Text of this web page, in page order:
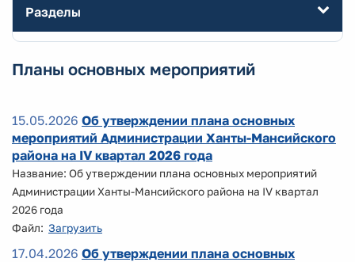
Разделы
Планы основных мероприятий
15.05.2026 Об утверждении плана основных
мероприятий Администрации Ханты-Мансийского
района на IV квартал 2026 года
Название: Об утверждении плана основных мероприятий
Администрации Ханты-Мансийского района на IV квартал
2026 года
Файл: Загрузить
17.04.2026 Об утверждении плана основных